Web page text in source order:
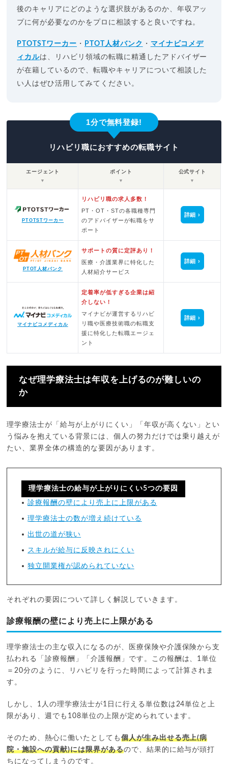
後のキャリアにどのような選択肢があるのか、年収アッ
プに何が必要なのかをプロに相談すると良いですね。
PTOTSTワーカー ・ PTOT人材バンク ・ マイナビコメデ
ィカルは、リハビリ領域の転職に精通したアドバイザー
が在籍しているので、転職やキャリアについて相談した
い人はぜひ活用してみてください。
1分で無料登録!
リハビリ職におすすめの転職サイト
エージェント
▼
ポイント
▼
公式サイト
▼
PTOTSTワーカー
リハビリ職の求人多数！
PT・OT・STの各職種専門
のアドバイザーが転職をサ
ポート
詳細
PTOT人材バンク
サポートの質に定評あり！
医療・介護業界に特化した
人材紹介サービス
詳細
マイナビコメディカル
定着率が低すぎる企業は紹
介しない！
マイナビが運営するリハビ
リ職や医療技術職の転職支
援に特化した転職エージェ
ント
詳細
なぜ理学療法士は年収を上げるのが難しいの
か
理学療法士が「給与が上がりにくい」「年収が高くない」とい
う悩みを抱えている背景には、個人の努力だけでは乗り越えが
たい、業界全体の構造的な要因があります。
理学療法士の給与が上がりにくい5つの要因
診療報酬の壁により売上に上限がある
理学療法士の数が増え続けている
出世の道が狭い
スキルが給与に反映されにくい
独立開業権が認められていない
それぞれの要因について詳しく解説していきます。
診療報酬の壁により売上に上限がある
理学療法士の主な収入になるのが、医療保険や介護保険から支
払われる「診療報酬」「介護報酬」です。この報酬は、1単位
＝20分のように、リハビリを行った時間によって計算されま
す。
しかし、1人の理学療法士が1日に行える単位数は24単位と上
限があり、週でも108単位の上限が定められています。
そのため、熱心に働いたとしても 個人が生み出せる売上(病
院・施設への貢献)には限界があるので、結果的に給与が頭打
ちになってしまうのです。